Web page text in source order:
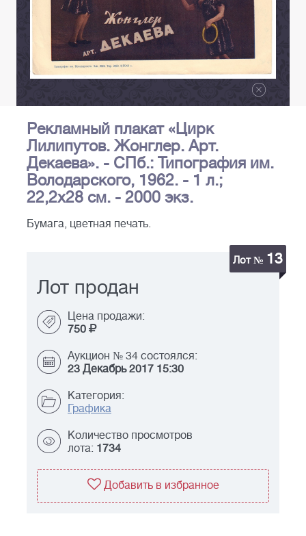
Рекламный плакат «Цирк
Лилипутов. Жонглер. Арт.
Декаева». - СПб.: Типография им.
Володарского, 1962. - 1 л.;
22,2х28 см. - 2000 экз.
Бумага, цветная печать.
Лот № 13
Лот продан
Цена продажи:
750
Аукцион № 34 состоялся:
23 Декабрь 2017 15:30
Категория:
Графика
Количество просмотров
лота: 1734
Добавить в избранное